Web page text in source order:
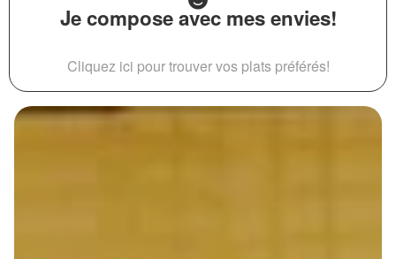
Je compose avec mes envies!
Cliquez ici pour trouver vos plats préférés!